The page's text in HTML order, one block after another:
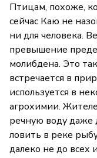
Птицам, похоже,
сейчас Каю не
ни для человека.
превышение
молибдена. Это
встречается в
используется в
агрохимии.
речную воду даже
ловить в реке
далеко не до всех